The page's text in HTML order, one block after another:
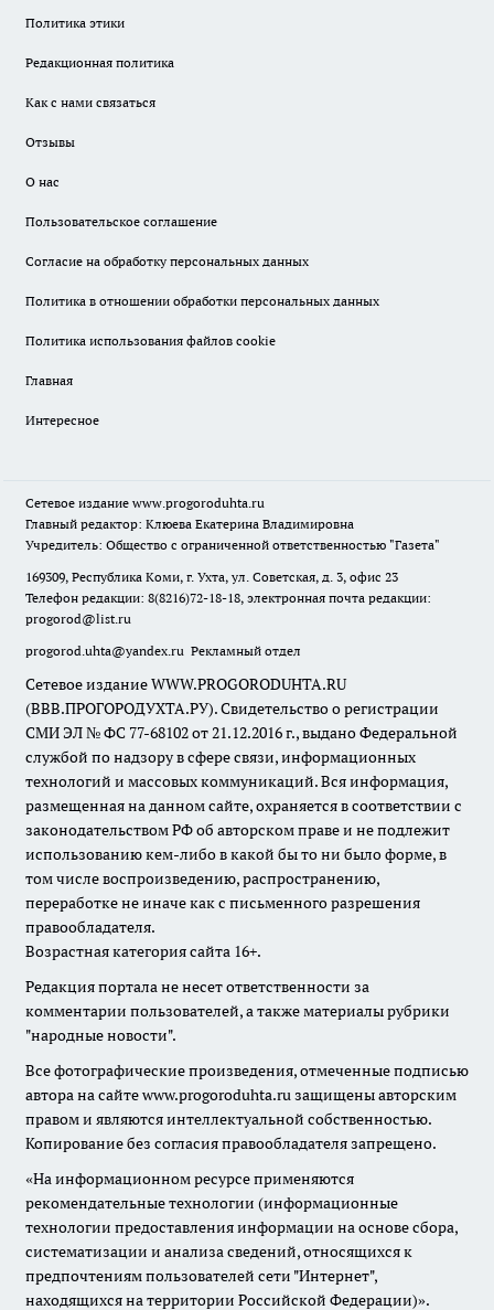
Политика этики
Редакционная политика
Как с нами связаться
Отзывы
О нас
Пользовательское соглашение
Согласие на обработку персональных данных
Политика в отношении обработки персональных данных
Политика использования файлов cookie
Главная
Интересное
Сетевое издание www.progoroduhta.ru
Главный редактор: Клюева Екатерина Владимировна
Учредитель: Общество с ограниченной ответственностью "Газета"
169309, Республика Коми, г. Ухта, ул. Советская, д. 3, офис 23
Телефон редакции: 8(8216)72-18-18, электронная почта редакции:
progorod@list.ru
progorod.uhta@yandex.ru Рекламный отдел
Сетевое издание WWW.PROGORODUHTA.RU
(ВВВ.ПРОГОРОДУХТА.РУ). Свидетельство о регистрации
СМИ ЭЛ № ФС 77-68102 от 21.12.2016 г., выдано Федеральной
службой по надзору в сфере связи, информационных
технологий и массовых коммуникаций. Вся информация,
размещенная на данном сайте, охраняется в соответствии с
законодательством РФ об авторском праве и не подлежит
использованию кем-либо в какой бы то ни было форме, в
том числе воспроизведению, распространению,
переработке не иначе как с письменного разрешения
правообладателя.
Возрастная категория сайта 16+.
Редакция портала не несет ответственности за
комментарии пользователей, а также материалы рубрики
"народные новости".
Все фотографические произведения, отмеченные подписью
автора на сайте www.progoroduhta.ru защищены авторским
правом и являются интеллектуальной собственностью.
Копирование без согласия правообладателя запрещено.
«На информационном ресурсе применяются
рекомендательные технологии (информационные
технологии предоставления информации на основе сбора,
систематизации и анализа сведений, относящихся к
предпочтениям пользователей сети "Интернет",
находящихся на территории Российской Федерации)».